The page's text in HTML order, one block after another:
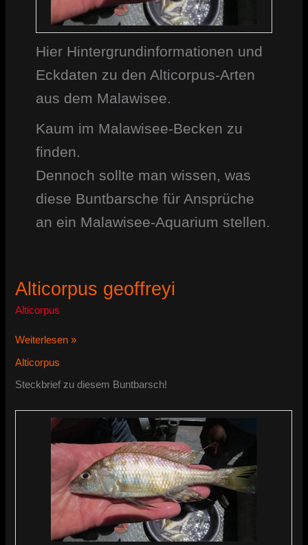
Hier Hintergrundinformationen und
Eckdaten zu den Alticorpus-Arten
aus dem Malawisee.
Kaum im Malawisee-Becken zu
finden.
Dennoch sollte man wissen, was
diese Buntbarsche für Ansprüche
an ein Malawisee-Aquarium stellen.
Alticorpus geoffreyi
Alticorpus
Alticorpus
Weiterlesen »
Alticorpus
Steckbrief zu diesem Buntbarsch!